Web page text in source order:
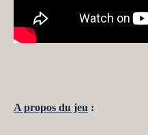
A propos du jeu :